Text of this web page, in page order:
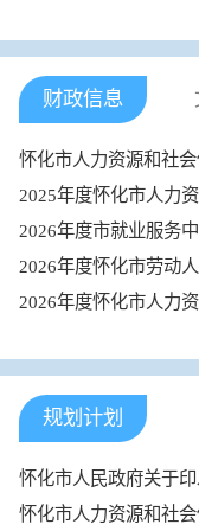
财政信息
2026年度市就业服务
规划计划